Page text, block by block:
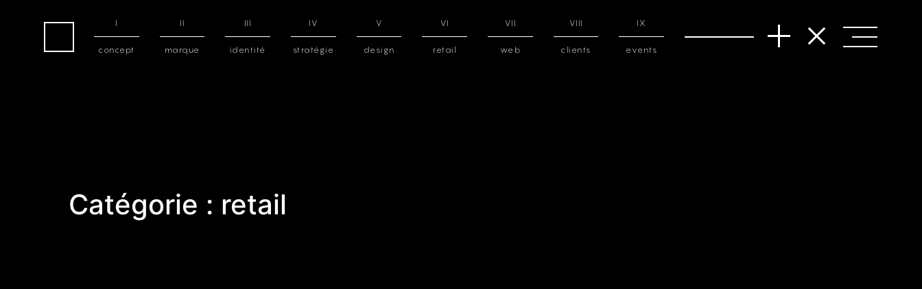
I
concept
II
marque
III
identité
IV
stratégie
V
design
VI
retail
VII
web
VIII
clients
IX
events
Catégorie : retail